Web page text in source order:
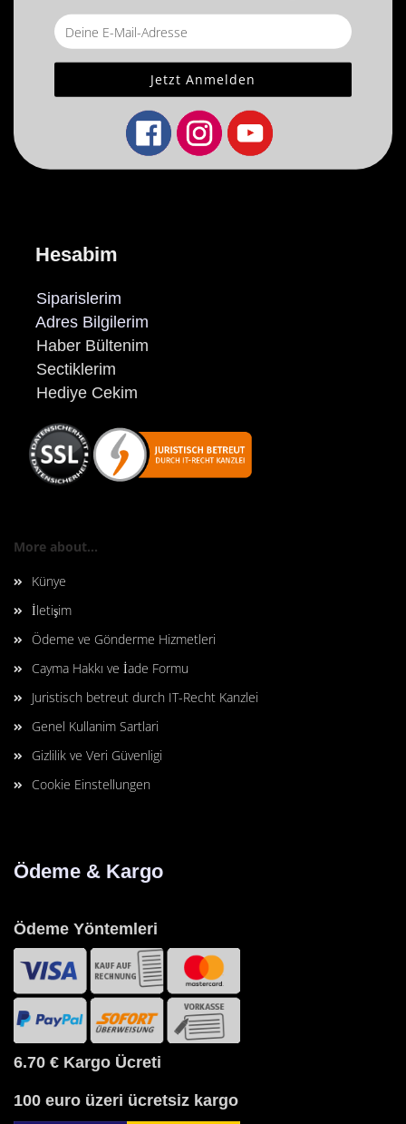
Hesabim
Siparislerim
Adres Bilgilerim
Haber Bültenim
Sectiklerim
Hediye Cekim
More about...
Künye
İletişim
Ödeme ve Gönderme Hizmetleri
Cayma Hakkı ve İade Formu
Juristisch betreut durch IT-Recht Kanzlei
Genel Kullanim Sartlari
Gizlilik ve Veri Güvenligi
Cookie Einstellungen
Ödeme & Kargo
Ödeme Yöntemleri
6.70 € Kargo Ücreti
100 euro üzeri ücretsiz kargo